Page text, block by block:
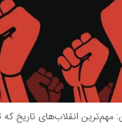
مهم‌ترین انقلاب‌های تاریخ که